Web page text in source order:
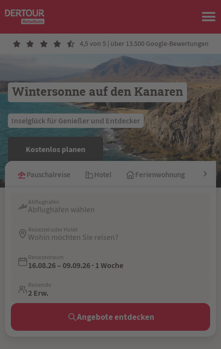
4,5 von 5 | über 13.500 Google-Bewertungen
Wintersonne auf den Kanaren
Inselglück für Genießer und Entdecker
Kostenlos planen
Pauschalreise Hotel Ferienwohnung
Abflughafen
Abflughäfen wählen
Reiseziel oder Hotel
Wohin möchten Sie reisen?
Reisezeitraum
16.08.26 – 09.09.26 · 1 Woche
Reisende
2 Erw.
Angebote entdecken